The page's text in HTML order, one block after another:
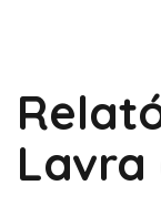
Blog
Lavra